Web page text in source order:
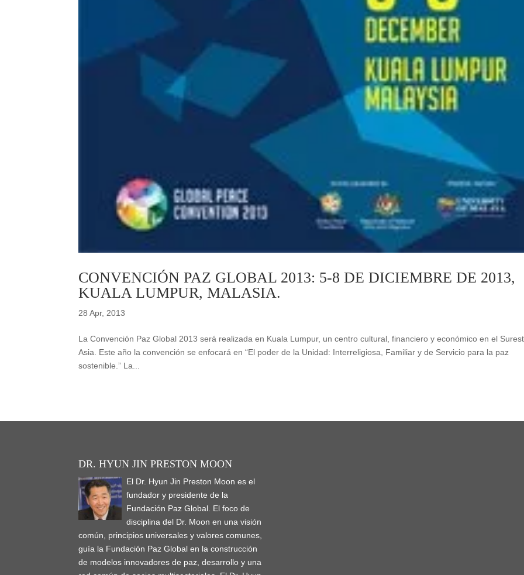
CONVENCIÓN PAZ GLOBAL 2013: 5-8 DE DICIEMBRE DE 2013,
KUALA LUMPUR, MALASIA.
28 Apr, 2013
La Convención Paz Global 2013 será realizada en Kuala Lumpur, un centro cultural, financiero y económico en el
Asia. Este año la convención se enfocará en “El poder de la Unidad: Interreligiosa, Familiar y de Servicio para la paz
sostenible.” La...
DR. HYUN JIN PRESTON MOON
El Dr. Hyun Jin Preston Moon es el
fundador y presidente de la
Fundación Paz Global. El foco de
disciplina del Dr. Moon en una visión
común, principios universales y valores comunes,
guía la Fundación Paz Global en la construcción
de modelos innovadores de paz, desarrollo y una